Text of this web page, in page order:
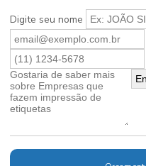
Digite seu nome